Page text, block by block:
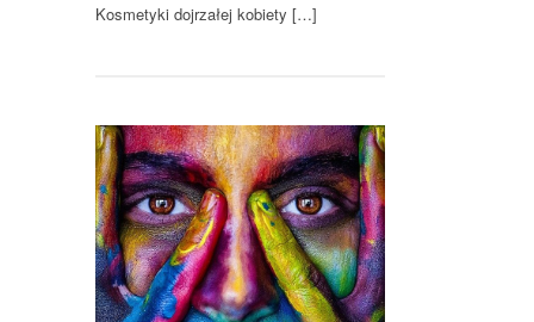
Kosmetyki dojrzałej kobiety […]